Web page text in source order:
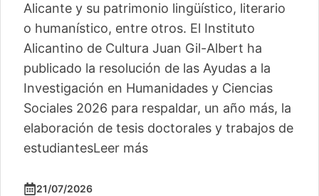
Alicante y su patrimonio lingüístico, literario
o humanístico, entre otros. El Instituto
Alicantino de Cultura Juan Gil-Albert ha
publicado la resolución de las Ayudas a la
Investigación en Humanidades y Ciencias
Sociales 2026 para respaldar, un año más, la
elaboración de tesis doctorales y trabajos de
estudiantesLeer más
21/07/2026